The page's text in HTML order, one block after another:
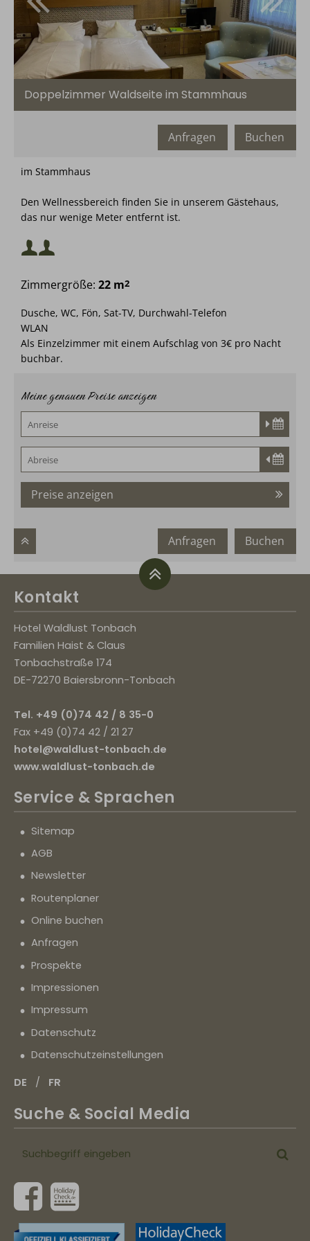
Mindestbelegung:
Maximalbelegung:
Doppelzimmer Waldseite im Stammhaus
Buchen
Anfragen
im Stammhaus
Den Wellnessbereich finden Sie in unserem Gästehaus,
das nur wenige Meter entfernt ist.
Mindestbelegung:
Maximalbelegung:
Zimmergröße: 22 m2
Dusche, WC, Fön, Sat-TV, Durchwahl-Telefon
WLAN
Als Einzelzimmer mit einem Aufschlag von 3€ pro Nacht
buchbar.
Meine genauen Preise anzeigen
Preise anzeigen
Buchen
Anfragen
Kontakt
Hotel Waldlust Tonbach
Familien Haist & Claus
Tonbachstraße 174
DE-72270 Baiersbronn-Tonbach
Tel. +49 (0)74 42 / 8 35-0
Fax +49 (0)74 42 / 21 27
hotel@waldlust-tonbach.de
www.waldlust-tonbach.de
Service & Sprachen
Sitemap
AGB
Newsletter
Routenplaner
Online buchen
Anfragen
Prospekte
Impressionen
Impressum
Datenschutz
Datenschutz­einstellungen
DE FR
Suche & Social Media
Suchbegriff